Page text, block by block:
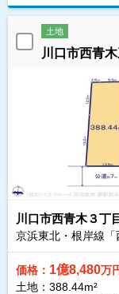
土地
川口市西青木
川口市西青木３丁目
京浜東北・根岸線
価格： 1億8,480万
土地：388.44m²